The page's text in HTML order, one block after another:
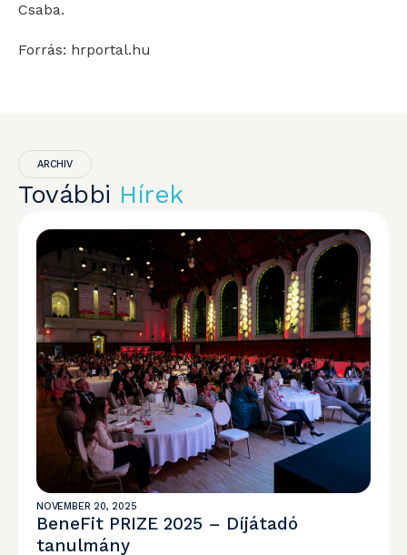
Csaba.
Forrás: hrportal.hu
ARCHIV
További Hírek
NOVEMBER 20, 2025
BeneFit PRIZE 2025 – Díjátadó
tanulmány